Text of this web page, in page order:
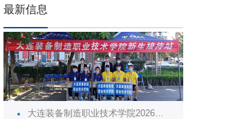
最新信息
大连装备制造职业技术学院2026年普通高校招生章程